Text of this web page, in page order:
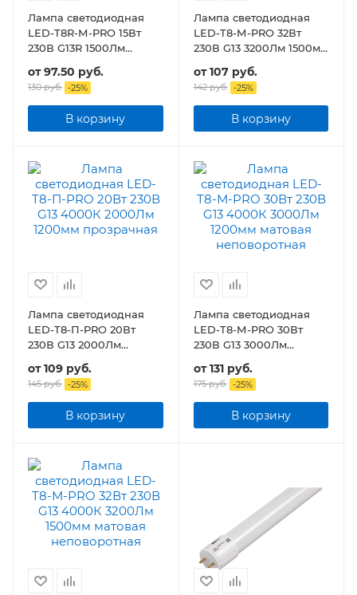
Лампа светодиодная
LED-T8R-М-PRO 15Вт
230В G13R 1500Лм
поворотная
от97.50 руб.
130 руб. -25%
В корзину
Лампа светодиодная
LED-T8-М-PRO 32Вт
230В G13 3200Лм 1500мм
от107 руб.
142 руб. -25%
В корзину
Лампа светодиодная
LED-T8-П-PRO 20Вт
230В G13 2000Лм
от109 руб.
145 руб. -25%
В корзину
Лампа светодиодная
LED-T8-М-PRO 30Вт
230В G13 3000Лм
от131 руб.
175 руб. -25%
В корзину